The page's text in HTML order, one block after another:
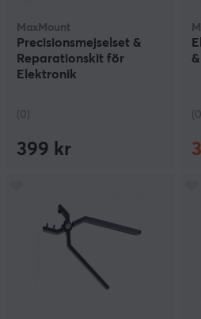
MaxMount
Precisionsmejselset &
Reparationskit för
Elektronik
(0)
399 kr
(0)